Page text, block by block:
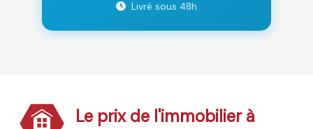
Livré sous 48h
Le prix de l'immobilier à